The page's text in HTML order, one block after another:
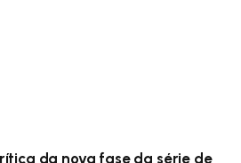
da nova fase da série de